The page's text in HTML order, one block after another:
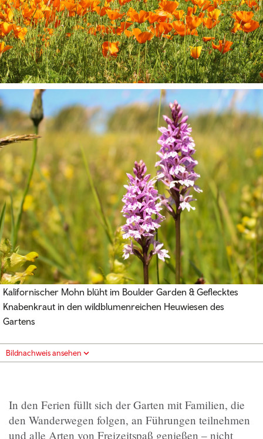
Kalifornischer Mohn blüht im Boulder Garden & Geflecktes
Knabenkraut in den wildblumenreichen Heuwiesen des
Gartens
Bildnachweis ansehen
In den Ferien füllt sich der Garten mit Familien, die
den Wanderwegen folgen, an Führungen teilnehmen
und alle Arten von Freizeitspaß genießen – nicht